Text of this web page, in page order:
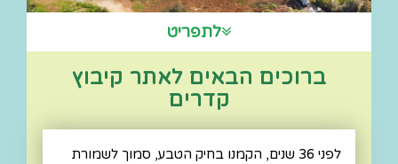
לתפריט
ברוכים הבאים לאתר קיבוץ
קדרים
לפני 36 שנים, הקמנו בחיק הטבע, סמוך לשמורת